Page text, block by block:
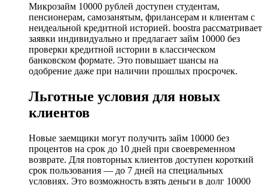
Микрозайм 10000 рублей доступен студентам,
пенсионерам, самозанятым, фрилансерам и клиентам с
неидеальной кредитной историей. boostra рассматривает
заявки индивидуально и предлагает займ 10000 без
проверки кредитной истории в классическом
банковском формате. Это повышает шансы на
одобрение даже при наличии прошлых просрочек.
Льготные условия для новых
клиентов
Новые заемщики могут получить займ 10000 без
процентов на срок до 10 дней при своевременном
возврате. Для повторных клиентов доступен короткий
срок пользования — до 7 дней на специальных
условиях. Это возможность взять деньги в долг 10000